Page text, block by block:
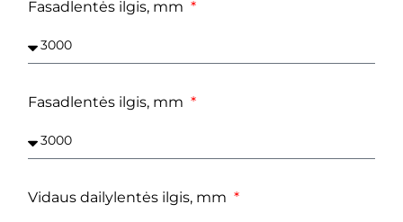
Fasadlentės ilgis, mm
Fasadlentės ilgis, mm
Vidaus dailylentės ilgis, mm